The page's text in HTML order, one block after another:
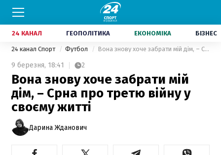
24 КАНАЛ ГЕОПОЛІТИКА ЕКОНОМІКА БІЗНЕС
24 канал Спорт Футбол Вона знову хоче забрати мій дім, – Срна про третю війну у своєму житті
9 березня, 18:41 2
Вона знову хоче забрати мій
дім, – Срна про третю війну у
своєму житті
Дарина Жданович